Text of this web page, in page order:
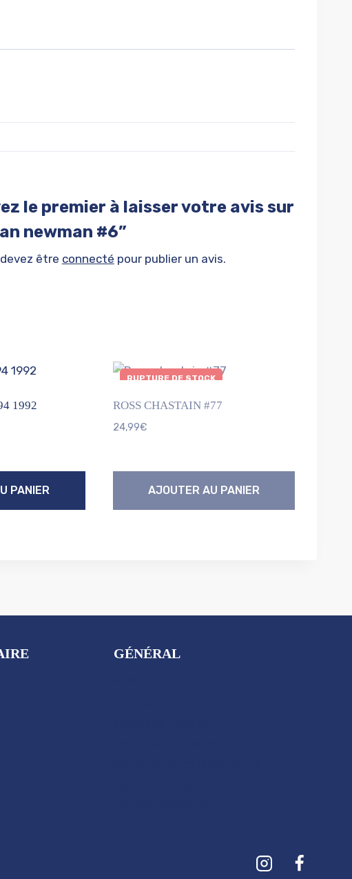
le premier à laisser votre avis sur
newman #6”
être connecté pour publier un avis.
1992
PANIER
RUPTURE DE STOCK
ROSS CHASTAIN #77
24,99€
AJOUTER AU PANIER
GÉNÉRAL